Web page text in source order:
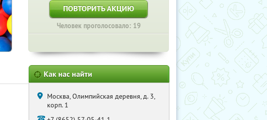
ПОВТОРИТЬ АКЦИЮ
Человек проголосовало: 19
Как нас найти
Москва, Олимпийская деревня, д. 3,
корп. 1